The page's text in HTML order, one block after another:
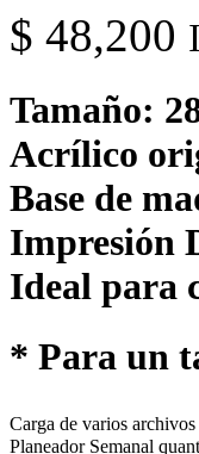
$ 48,200
Tamaño:
Acrílico
Base de
Impresión
Ideal para
* Para un
Carga de varios archivos
Planeador Semanal